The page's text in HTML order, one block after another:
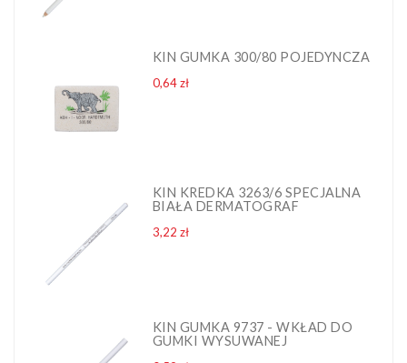
KIN GUMKA 300/80 POJEDYNCZA
0,64 złCena
KIN KREDKA 3263/6 SPECJALNA
BIAŁA DERMATOGRAF
3,22 złCena
KIN GUMKA 9737 - WKŁAD DO
GUMKI WYSUWANEJ